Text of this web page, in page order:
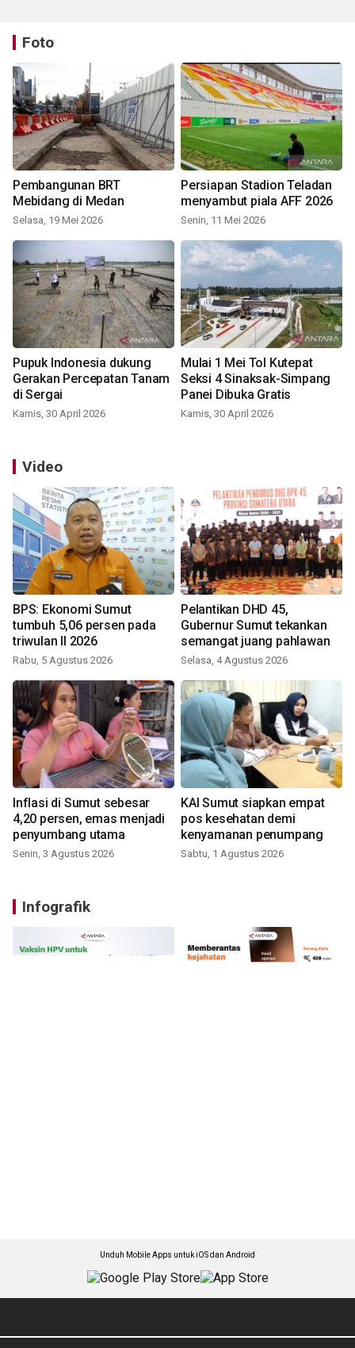
Foto
Pembangunan BRT
Mebidang di Medan
Selasa, 19 Mei 2026
Persiapan Stadion Teladan
menyambut piala AFF 2026
Senin, 11 Mei 2026
Pupuk Indonesia dukung
Gerakan Percepatan Tanam
di Sergai
Kamis, 30 April 2026
Mulai 1 Mei Tol Kutepat
Seksi 4 Sinaksak-Simpang
Panei Dibuka Gratis
Kamis, 30 April 2026
Video
BPS: Ekonomi Sumut
tumbuh 5,06 persen pada
triwulan II 2026
Rabu, 5 Agustus 2026
Pelantikan DHD 45,
Gubernur Sumut tekankan
semangat juang pahlawan
Selasa, 4 Agustus 2026
Inflasi di Sumut sebesar
4,20 persen, emas menjadi
penyumbang utama
Senin, 3 Agustus 2026
KAI Sumut siapkan empat
pos kesehatan demi
kenyamanan penumpang
Sabtu, 1 Agustus 2026
Infografik
Unduh Mobile Apps untuk iOS dan Android